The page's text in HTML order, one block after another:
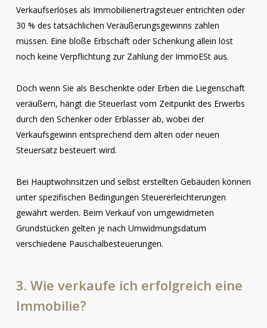
Verkaufserlöses als Immobilienertragsteuer entrichten oder
30 % des tatsächlichen Veräußerungsgewinns zahlen
müssen. Eine bloße Erbschaft oder Schenkung allein löst
noch keine Verpflichtung zur Zahlung der ImmoESt aus.
Doch wenn Sie als Beschenkte oder Erben die Liegenschaft
veräußern, hängt die Steuerlast vom Zeitpunkt des Erwerbs
durch den Schenker oder Erblasser ab, wobei der
Verkaufsgewinn entsprechend dem alten oder neuen
Steuersatz besteuert wird.
Bei Hauptwohnsitzen und selbst erstellten Gebäuden können
unter spezifischen Bedingungen Steuererleichterungen
gewährt werden. Beim Verkauf von umgewidmeten
Grundstücken gelten je nach Umwidmungsdatum
verschiedene Pauschalbesteuerungen.
3. Wie verkaufe ich erfolgreich eine
Immobilie?